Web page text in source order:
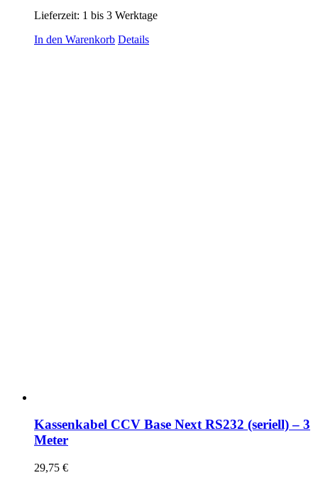
Lieferzeit: 1 bis 3 Werktage
In den Warenkorb Details
Kassenkabel CCV Base Next RS232 (seriell) – 3
Meter
29,75 €